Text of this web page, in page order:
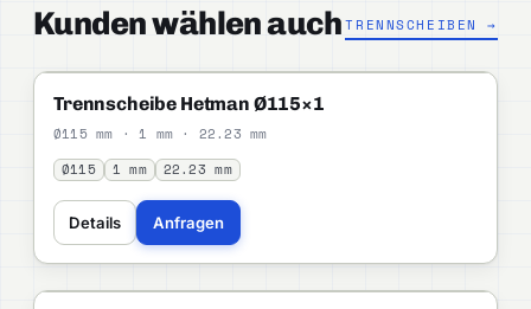
Kunden wählen auch TRENNSCHEIBEN →
STANDARD
Trennscheibe Hetman Ø115×1
Ø115 mm · 1 mm · 22.23 mm
Ø115 1 mm 22.23 mm
Details Anfragen